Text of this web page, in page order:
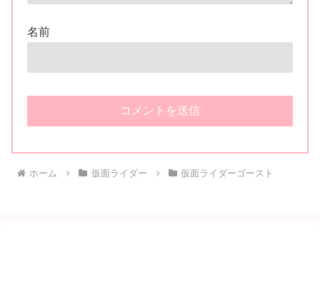
名前
ホーム 仮面ライダー 仮面ライダーゴースト